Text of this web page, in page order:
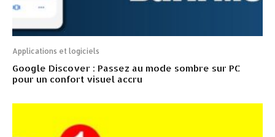
Applications et logiciels
Google Discover : Passez au mode sombre sur PC
pour un confort visuel accru